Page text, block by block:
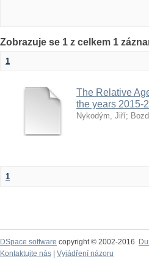
Zobrazuje se 1 z celkem 1
1
The Relative
the years 2015-
Nykodým, Jiří;
1
DSpace software copyright © 2002-2016
Kontaktujte nás
Vyjádření názoru